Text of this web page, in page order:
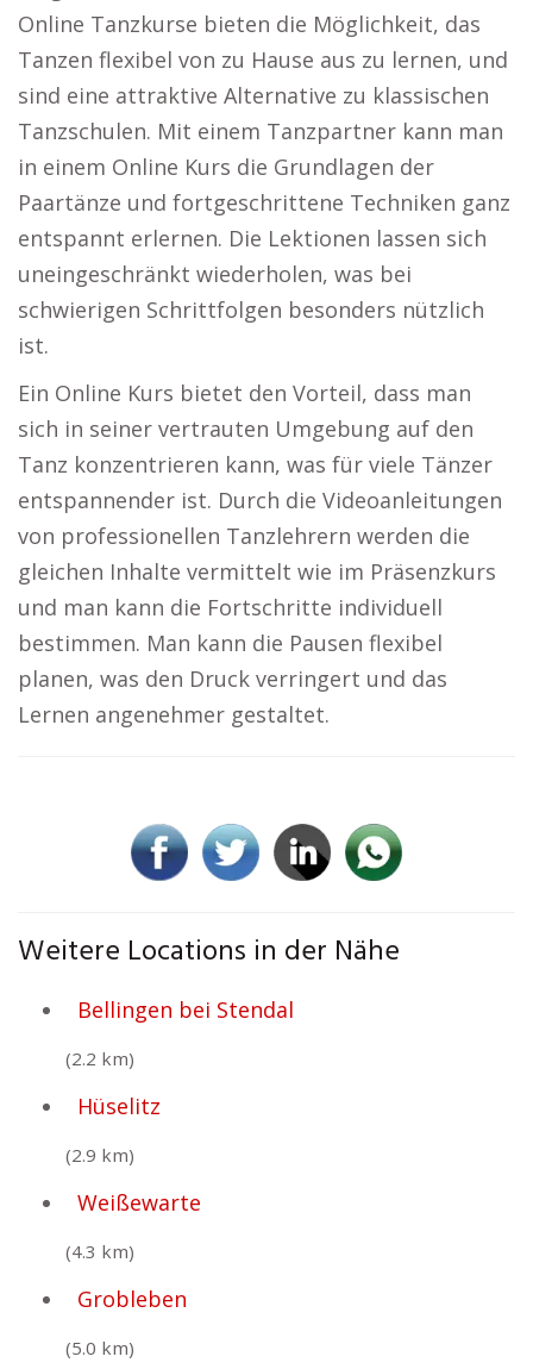
Online Tanzkurse bieten die Möglichkeit, das
Tanzen flexibel von zu Hause aus zu lernen, und
sind eine attraktive Alternative zu klassischen
Tanzschulen. Mit einem Tanzpartner kann man
in einem Online Kurs die Grundlagen der
Paartänze und fortgeschrittene Techniken ganz
entspannt erlernen. Die Lektionen lassen sich
uneingeschränkt wiederholen, was bei
schwierigen Schrittfolgen besonders nützlich
ist.
Ein Online Kurs bietet den Vorteil, dass man
sich in seiner vertrauten Umgebung auf den
Tanz konzentrieren kann, was für viele Tänzer
entspannender ist. Durch die Videoanleitungen
von professionellen Tanzlehrern werden die
gleichen Inhalte vermittelt wie im Präsenzkurs
und man kann die Fortschritte individuell
bestimmen. Man kann die Pausen flexibel
planen, was den Druck verringert und das
Lernen angenehmer gestaltet.
Weitere Locations in der Nähe
Bellingen bei Stendal
(2.2 km)
Hüselitz
(2.9 km)
Weißewarte
(4.3 km)
Grobleben
(5.0 km)